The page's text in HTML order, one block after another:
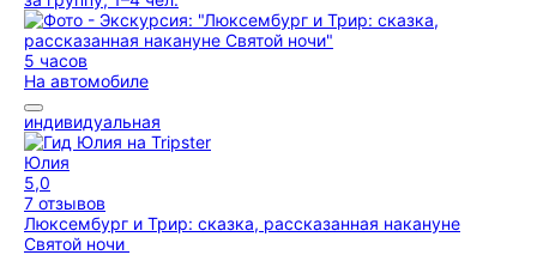
5 часов
На автомобиле
индивидуальная
Юлия
5,0
7 отзывов
Люксембург и Трир: сказка, рассказанная накануне
Святой ночи